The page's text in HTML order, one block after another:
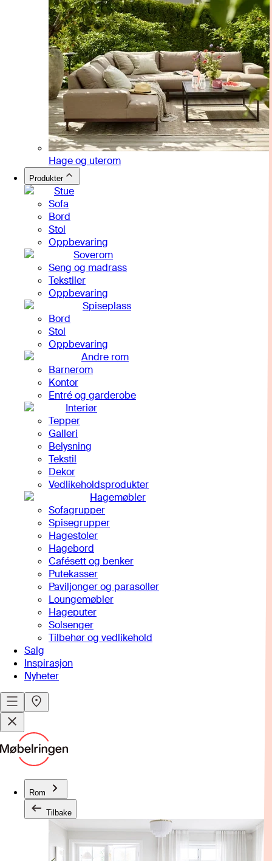
Hage og uterom
Produkter
Stue
Sofa
Bord
Stol
Oppbevaring
Soverom
Seng og madrass
Tekstiler
Oppbevaring
Spiseplass
Bord
Stol
Oppbevaring
Andre rom
Barnerom
Kontor
Entré og garderobe
Interiør
Tepper
Galleri
Belysning
Tekstil
Dekor
Vedlikeholdsprodukter
Hagemøbler
Sofagrupper
Spisegrupper
Hagestoler
Hagebord
Cafésett og benker
Putekasser
Paviljonger og parasoller
Loungemøbler
Hageputer
Solsenger
Tilbehør og vedlikehold
Salg
Inspirasjon
Nyheter
Rom
Tilbake